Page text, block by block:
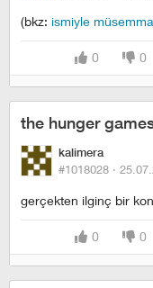
(bkz: ismiyle müsemma
0 0
the hunger
kalimera
#1018028 ·
gerçekten ilginç bir
0 0